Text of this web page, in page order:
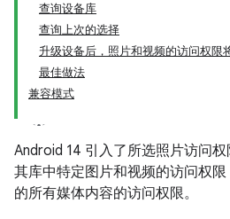
查询设备库
查询上次的选择
升级设备后，照片和视频的访问权限
最佳做法
兼容模式
Android 14 引入了所选照片访问
其库中特定图片和视频的访问权
的所有媒体内容的访问权限。